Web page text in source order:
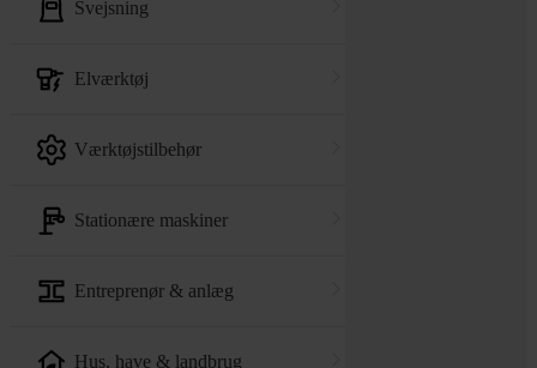
svejsning
elværktøj
værktøjstilbehør
stationære maskiner
entreprenør & anlæg
hus, have & landbrug